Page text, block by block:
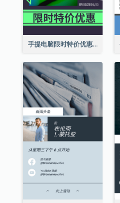
手提电脑限时特价优惠Instagram限时动态